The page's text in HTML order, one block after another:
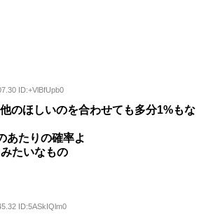
ID:+VlBfUpb0
のほしいのを合わせても多分1%もな
あたりの確率よ
たいなもの
ID:5ASkIQlm0